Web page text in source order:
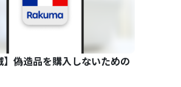
】偽造品を購入しないための